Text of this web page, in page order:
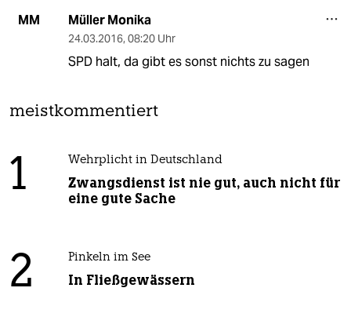
MM Müller Monika
24.03.2016, 08:20 Uhr
SPD halt, da gibt es sonst nichts zu sagen
meistkommentiert
1 Wehrplicht in Deutschland
Zwangsdienst ist nie gut, auch nicht für
eine gute Sache
2 Pinkeln im See
In Fließgewässern